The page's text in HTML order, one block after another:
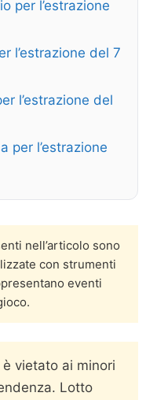
per l’estrazione
l’estrazione del 7
l’estrazione del
per l’estrazione
nell’articolo sono
con strumenti
eventi
è vietato ai minori
Lotto